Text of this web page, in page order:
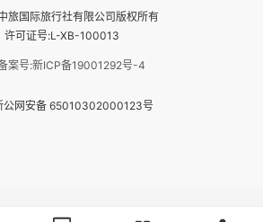
旅国际旅行社有限公司版权所有
许可证号:L-XB-100013
案号:新ICP备19001292号-4
公网安备 65010302000123号